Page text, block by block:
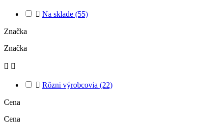
 Na sklade (55)
Značka
Značka
 
 Rôzni výrobcovia (22)
Cena
Cena